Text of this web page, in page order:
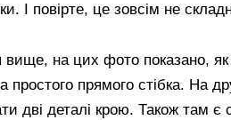
І повірте, це зовсім не
на цих фото показано, як
простого прямого стібка. На
дві деталі крою. Також там є